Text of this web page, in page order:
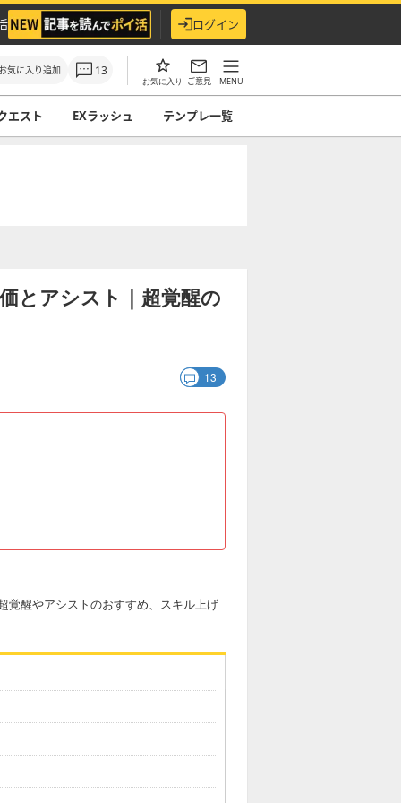
ログイン
気に入り追加 13
お気に入り ご意見 MENU
エスト EXラッシュ テンプレ一覧
とアシスト｜超覚醒の
13
覚醒やアシストのおすすめ、スキル上げ